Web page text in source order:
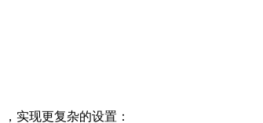
实现更复杂的设置：